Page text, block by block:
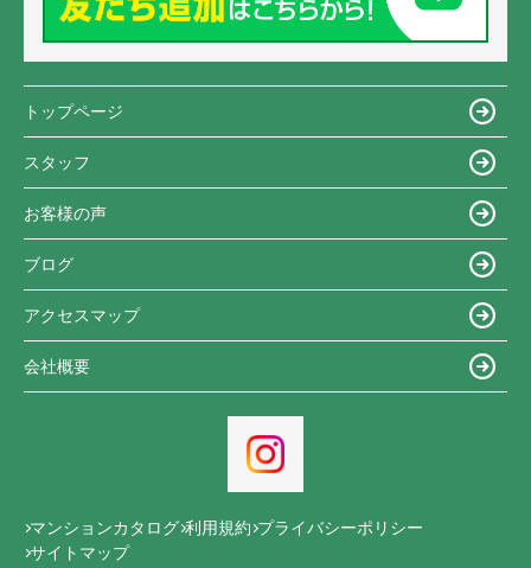
トップページ
スタッフ
お客様の声
ブログ
アクセスマップ
会社概要
マンションカタログ 利用規約 プライバシーポリシー
サイトマップ